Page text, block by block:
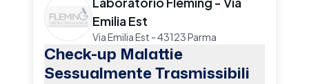
Emilia Est
Via Emilia Est - 43123 Parma
Check-up Malattie
Sessualmente Trasmissibili